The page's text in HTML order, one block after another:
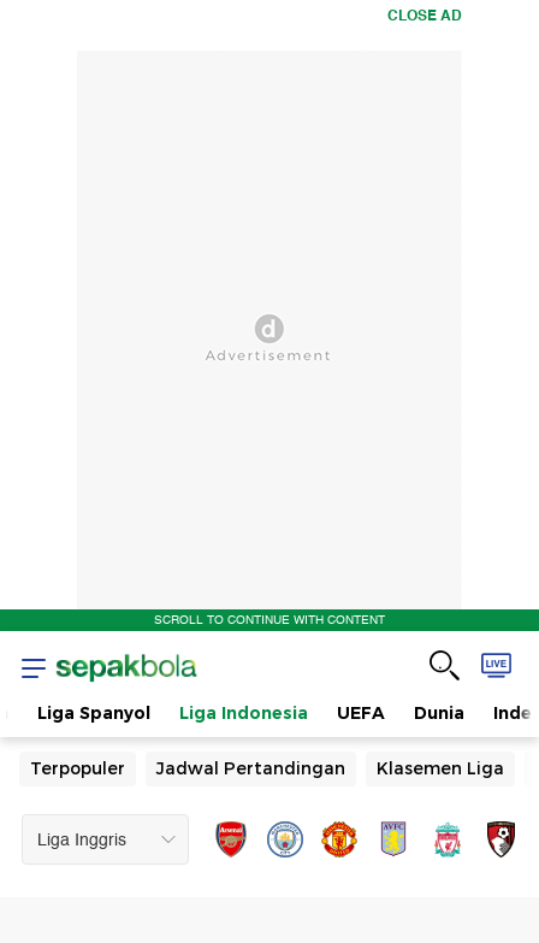
CLOSE AD
SCROLL TO CONTINUE WITH CONTENT
Liga Spanyol Liga Indonesia UEFA Dunia
Terpopuler Jadwal Pertandingan Klasemen Liga